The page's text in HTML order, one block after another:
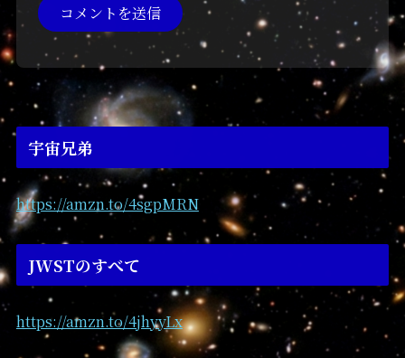
宇宙兄弟
https://amzn.to/4sgpMRN
JWSTのすべて
https://amzn.to/4jhyyLx